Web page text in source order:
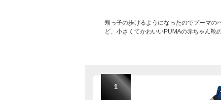
甥っ子の歩けるようになったのでプーマの
ど、小さくてかわいいPUMAの赤ちゃん靴
1